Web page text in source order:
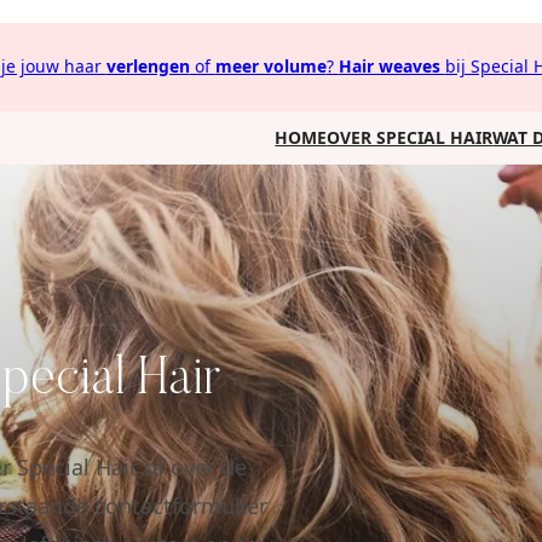
jouw haar verlengen of meer volume? Hair weaves bij Special
HOMEOVER SPECIAL HAIRWAT
Hair
Special Hair of over de
contactformulier